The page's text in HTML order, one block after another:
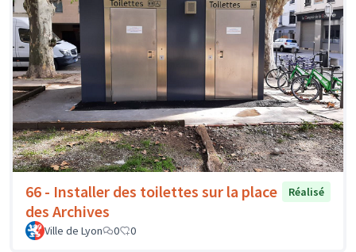
66 - Installer des toilettes sur la place
des Archives
Réalisé
Ville de Lyon 0 0